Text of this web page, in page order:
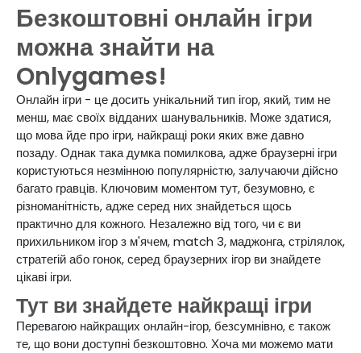
Безкоштовні онлайн ігри
можна знайти на
Onlygames!
Онлайн ігри - це досить унікальний тип ігор, який, тим не
менш, має своїх відданих шанувальників. Може здатися,
що мова йде про ігри, найкращі роки яких вже давно
позаду. Однак така думка помилкова, адже браузерні ігри
користуються незмінною популярністю, залучаючи дійсно
багато гравців. Ключовим моментом тут, безумовно, є
різноманітність, адже серед них знайдеться щось
практично для кожного. Незалежно від того, чи є ви
прихильником ігор з м'ячем, match 3, маджонга, стрілялок,
стратегій або гонок, серед браузерних ігор ви знайдете
цікаві ігри.
Тут ви знайдете найкращі ігри
Перевагою найкращих онлайн-ігор, безсумнівно, є також
те, що вони доступні безкоштовно. Хоча ми можемо мати